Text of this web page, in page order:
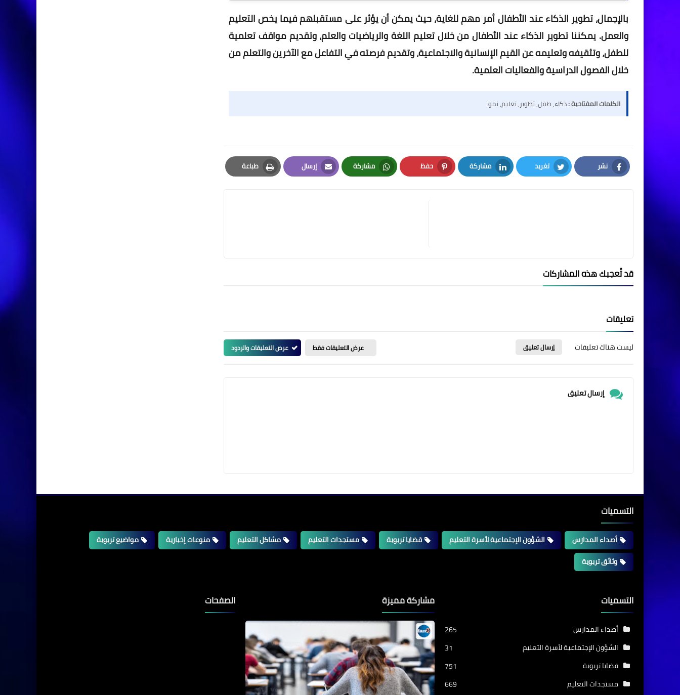
بالإجمال، تطوير الذكاء عند الأطفال أمر مهم للغاية، حيث يمكن أن يؤثر على مستقبلهم فيما يخص التعليم
والعمل. يمكننا تطوير الذكاء عند الأطفال من خلال تعليم اللغة والرياضيات والعلم، وتقديم مواقف تعلمية
للطفل، وتثقيفه وتعليمه عن القيم الإنسانية والاجتماعية، وتقديم فرصته في التفاعل مع الآخرين والتعلم من
خلال الفصول الدراسية والفعاليات العلمية.
الكلمات المفتاحية :ذكاء, طفل, تطوير, تعليم, نمو
نشر
Facebook
تغريد
Twitter
مشاركة
LinkedIn
حفظ
Pinterest
مشاركة
Whatsapp
إرسال
Email
طباعة
Print
قد تُعجبك هذه المشاركات
تعليقات
ليست هناك تعليقات إرسال تعليق عرض التعليقات فقط عرض التعليقات والردود
إرسال تعليق
التسميات
أصداء المدارس الشؤون الإجتماعية لأسرة التعليم قضايا تربوية مستجدات التعليم مشاكل التعليم منوعات إخبارية
مواضيع تربوية
وثائق تربوية
التسميات
أصداء المدارس
265
الشؤون الإجتماعية لأسرة التعليم
31
قضايا تربوية
751
مستجدات التعليم
669
مشاركة مميزة الصفحات